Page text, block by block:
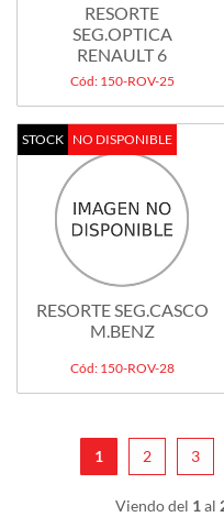
RESORTE
SEG.OPTICA
RENAULT 6
Cód: 150-ROV-25
STOCK NO DISPONIBLE
RESORTE SEG.CASCO
M.BENZ
Cód: 150-ROV-28
1 2 3
Viendo del 1 al